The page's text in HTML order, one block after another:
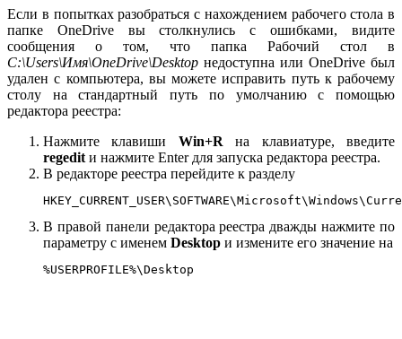
Если в попытках разобраться с нахождением рабочего стола в
папке OneDrive вы столкнулись с ошибками, видите
сообщения о том, что папка Рабочий стол в
C:\Users\Имя\OneDrive\Desktop недоступна или OneDrive был
удален с компьютера, вы можете исправить путь к рабочему
столу на стандартный путь по умолчанию с помощью
редактора реестра:
Нажмите клавиши Win+R на клавиатуре, введите
regedit и нажмите Enter для запуска редактора реестра.
В редакторе реестра перейдите к разделу
В правой панели редактора реестра дважды нажмите по
параметру с именем Desktop и измените его значение на
%USERPROFILE%\Desktop